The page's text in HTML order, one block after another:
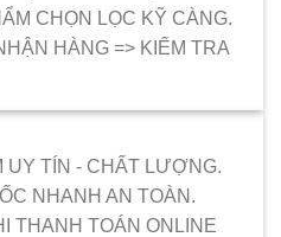
CHỌN LỌC KỸ CÀNG.
HÀNG => KIẾM TRA
UY TÍN - CHẤT LƯỢNG.
NHANH AN TOÀN.
THANH TOÁN ONLINE